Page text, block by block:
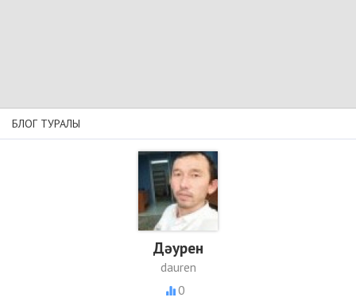
БЛОГ ТУРАЛЫ
Дәурен
dauren
0